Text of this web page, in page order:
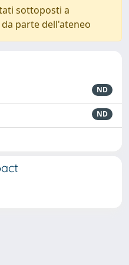
sottoposti a
parte dell'ateneo
ND
ND